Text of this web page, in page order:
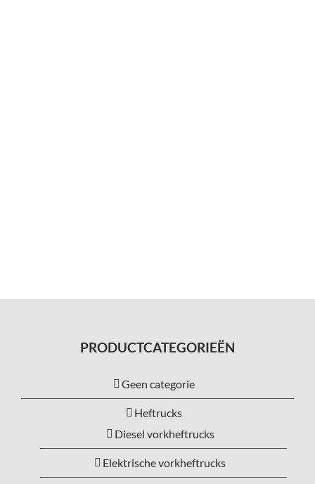
PRODUCTCATEGORIEËN
Geen categorie
Heftrucks
Diesel vorkheftrucks
Elektrische vorkheftrucks